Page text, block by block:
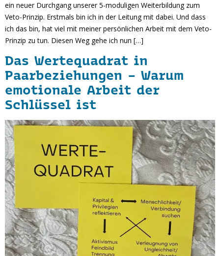
ein neuer Durchgang unserer 5-moduligen Weiterbildung zum
Veto-Prinzip. Erstmals bin ich in der Leitung mit dabei. Und dass
ich das bin, hat viel mit meiner persönlichen Arbeit mit dem Veto-
Prinzip zu tun. Diesen Weg gehe ich nun […]
Das Wertequadrat in
Paarbeziehungen – Warum
emotionale Arbeit der
Schlüssel ist